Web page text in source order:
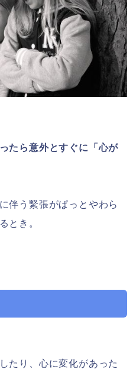
たら意外とすぐに「心が
伴う緊張がぱっとやわら
とき。
たり、心に変化があった